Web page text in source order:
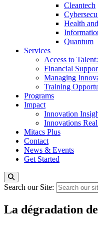
Cleantech
Health
Quantum
Services
Access to
Financial
Managing
Training
Programs
Impact
Innovation
Innovations
Mitacs Plus
Contact
News & Events
Get Started
Search our Site:
La dégradation